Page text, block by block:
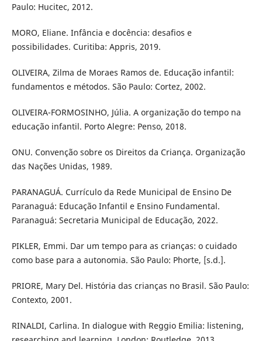
Paulo: Hucitec, 2012.
MORO, Eliane. Infância e docência: desafios e
possibilidades. Curitiba: Appris, 2019.
OLIVEIRA, Zilma de Moraes Ramos de. Educação infantil:
fundamentos e métodos. São Paulo: Cortez, 2002.
OLIVEIRA-FORMOSINHO, Júlia. A organização do tempo na
educação infantil. Porto Alegre: Penso, 2018.
ONU. Convenção sobre os Direitos da Criança. Organização
das Nações Unidas, 1989.
PARANAGUÁ. Currículo da Rede Municipal de Ensino De
Paranaguá: Educação Infantil e Ensino Fundamental.
Paranaguá: Secretaria Municipal de Educação, 2022.
PIKLER, Emmi. Dar um tempo para as crianças: o cuidado
como base para a autonomia. São Paulo: Phorte, [s.d.].
PRIORE, Mary Del. História das crianças no Brasil. São Paulo:
Contexto, 2001.
RINALDI, Carlina. In dialogue with Reggio Emilia: listening,